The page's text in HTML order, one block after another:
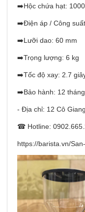
➡️Hộc chứa hạt:
➡️Điện áp / Công
➡️Lưỡi dao: 60 mm
➡️Trọng lượng: 6 kg
➡️Tốc độ xay: 2.7
➡️Bảo hành: 12 tháng
- Địa chỉ: 12 Cô
☎ Hotline:
https://barista.vn/